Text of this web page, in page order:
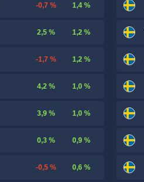
-0,7 % 1,4 %
2,5 % 1,2 %
-1,7 % 1,2 %
4,2 % 1,0 %
3,9 % 1,0 %
0,3 % 0,9 %
-0,5 % 0,6 %